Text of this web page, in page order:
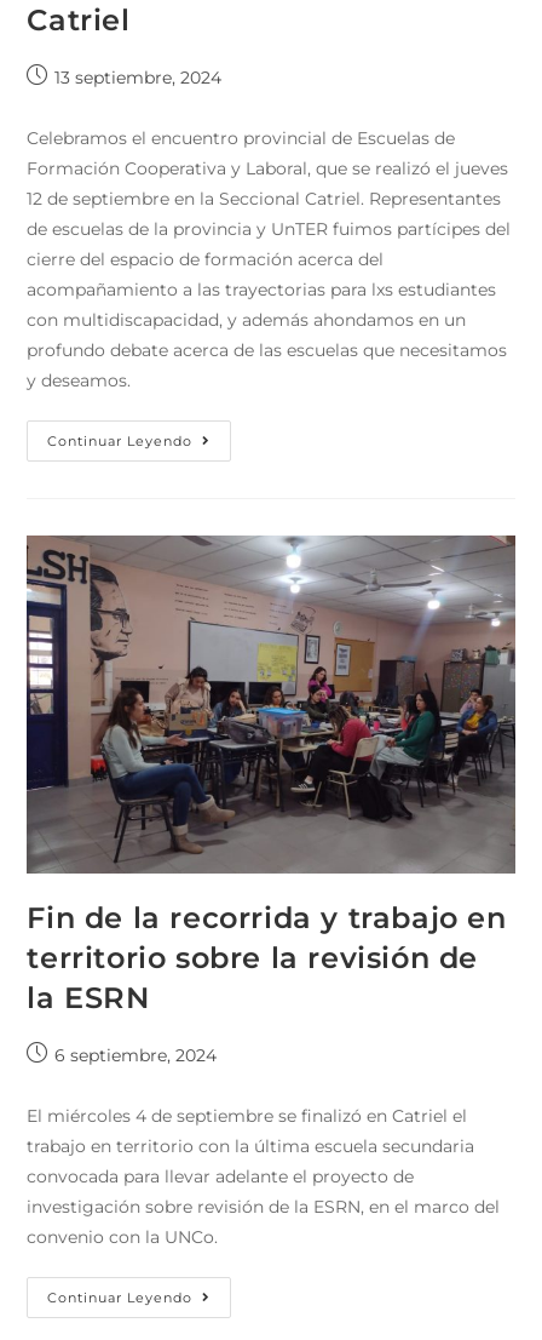
Catriel
13 septiembre, 2024
Celebramos el encuentro provincial de Escuelas de
Formación Cooperativa y Laboral, que se realizó el jueves
12 de septiembre en la Seccional Catriel. Representantes
de escuelas de la provincia y UnTER fuimos partícipes del
cierre del espacio de formación acerca del
acompañamiento a las trayectorias para lxs estudiantes
con multidiscapacidad, y además ahondamos en un
profundo debate acerca de las escuelas que necesitamos
y deseamos.
Continuar Leyendo
Fin de la recorrida y trabajo en
territorio sobre la revisión de
la ESRN
6 septiembre, 2024
El miércoles 4 de septiembre se finalizó en Catriel el
trabajo en territorio con la última escuela secundaria
convocada para llevar adelante el proyecto de
investigación sobre revisión de la ESRN, en el marco del
convenio con la UNCo.
Continuar Leyendo